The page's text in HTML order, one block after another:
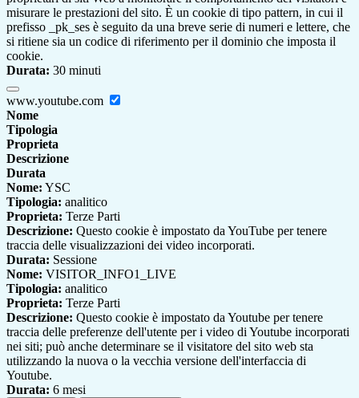
misurare le prestazioni del sito. È un cookie di tipo pattern, in cui il
prefisso _pk_ses è seguito da una breve serie di numeri e lettere, che
si ritiene sia un codice di riferimento per il dominio che imposta il
cookie.
Durata: 30 minuti
www.youtube.com
Nome
Tipologia
Proprieta
Descrizione
Durata
Nome: YSC
Tipologia: analitico
Proprieta: Terze Parti
Descrizione: Questo cookie è impostato da YouTube per tenere
traccia delle visualizzazioni dei video incorporati.
Durata: Sessione
Nome: VISITOR_INFO1_LIVE
Tipologia: analitico
Proprieta: Terze Parti
Descrizione: Questo cookie è impostato da Youtube per tenere
traccia delle preferenze dell'utente per i video di Youtube incorporati
nei siti; può anche determinare se il visitatore del sito web sta
utilizzando la nuova o la vecchia versione dell'interfaccia di
Youtube.
Durata: 6 mesi